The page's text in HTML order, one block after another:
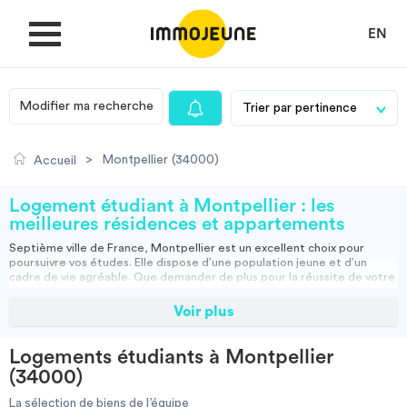
EN
MON COMPTE
Je cherche un logement
Villes
Modifier ma recherche
Accueil > Montpellier (34000)
Logement étudiant à Montpellier : les
meilleures résidences et appartements
Septième ville de France, Montpellier est un excellent choix pour
poursuivre vos études. Elle dispose d’une population jeune et d’un
cadre de vie agréable. Que demander de plus pour la réussite de votre
appartements Montpellier
un
meublé et équipé avec une connexion internet, et une
chambre en colocation, vous pourrez facilement trouver votre
bonheur parmi les offres de logement étudiant. Visitez également nos
Voir plus
Logements étudiants à Montpellier
(34000)
La sélection de biens de l’équipe